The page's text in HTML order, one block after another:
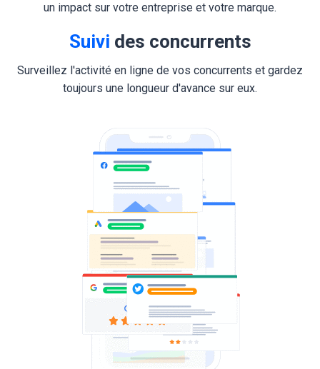
un impact sur votre entreprise et votre marque.
Suivi des concurrents
Surveillez l'activité en ligne de vos concurrents et gardez
toujours une longueur d'avance sur eux.